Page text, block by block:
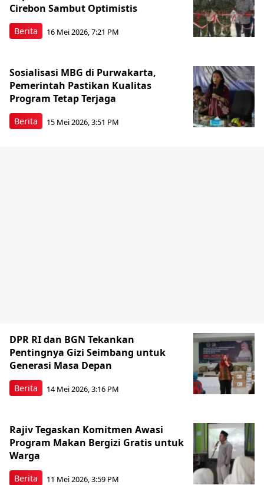
Berita
Cirebon Sambut Optimistis
16 Mei 2026, 7:21 PM
Berita
Sosialisasi MBG di Purwakarta,
Pemerintah Pastikan Kualitas
Program Tetap Terjaga
15 Mei 2026, 3:51 PM
Berita
DPR RI dan BGN Tekankan
Pentingnya Gizi Seimbang untuk
Generasi Masa Depan
14 Mei 2026, 3:16 PM
Berita
Rajiv Tegaskan Komitmen Awasi
Program Makan Bergizi Gratis untuk
Warga
11 Mei 2026, 3:59 PM